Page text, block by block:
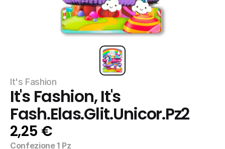
It's Fashion
It's Fashion, It's
Fash.Elas.Glit.Unicor.Pz2
2,25 €
Confezione 1 Pz